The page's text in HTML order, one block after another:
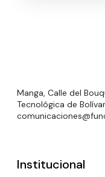
Manga, Calle del
Tecnológica de Bolívar
Institucional